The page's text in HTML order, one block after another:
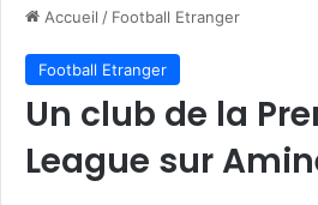
Accueil / Football Etranger
Football Etranger
Un club de la
League sur